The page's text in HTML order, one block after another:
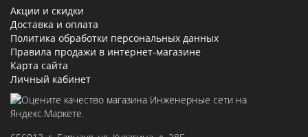
Акции и скидки
Доставка и оплата
Политика обработки персональных данных
Правила продажи в интернет-магазине
Карта сайта
Личный кабинет